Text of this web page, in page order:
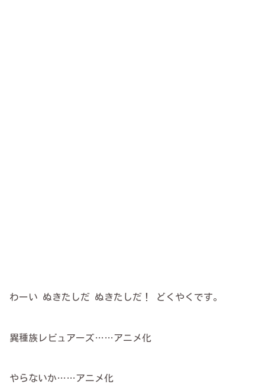
わーい ぬきたしだ ぬきたしだ！ どくやくです。
異種族レビュアーズ……アニメ化
やらないか……アニメ化